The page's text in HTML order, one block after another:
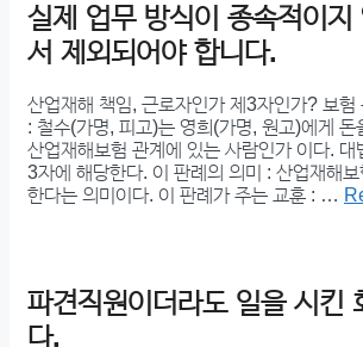
실제 업무 방식이 종속적이지
서 제외되어야 합니다.
산업재해 책임, 근로자인가 제3자인가? 보
: 철수(가명, 피고)는 영희(가명, 원고)에게
산업재해보험 관계에 있는 사람인가 이다.
3자에 해당한다. 이 판례의 의미 : 산업재해
한다는 의미이다. 이 판례가 주는 교훈 : …
파견직원이더라도 일을 시킨
다.